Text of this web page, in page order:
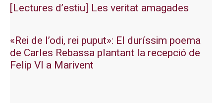
[Lectures d’estiu] Les veritat amagades
«Rei de l’odi, rei puput»: El duríssim poema
de Carles Rebassa plantant la recepció de
Felip VI a Marivent